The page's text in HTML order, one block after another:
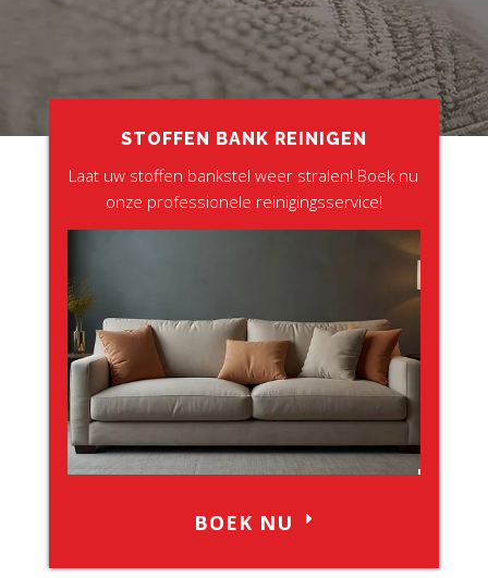
STOFFEN BANK REINIGEN
Laat uw stoffen bankstel weer stralen! Boek nu
onze professionele reinigingsservice!
BOEK NU